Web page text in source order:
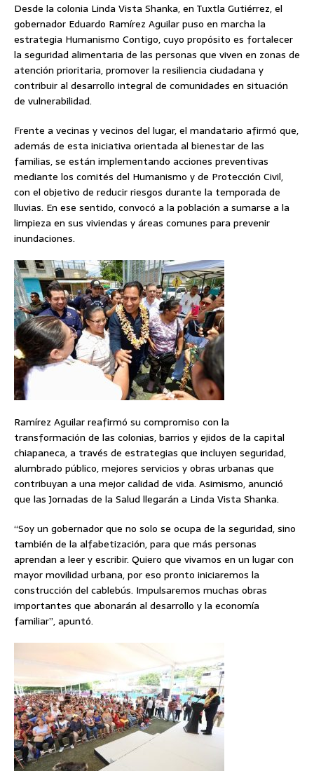
Desde la colonia Linda Vista Shanka, en Tuxtla Gutiérrez, el
gobernador Eduardo Ramírez Aguilar puso en marcha la
estrategia Humanismo Contigo, cuyo propósito es fortalecer
la seguridad alimentaria de las personas que viven en zonas de
atención prioritaria, promover la resiliencia ciudadana y
contribuir al desarrollo integral de comunidades en situación
de vulnerabilidad.
Frente a vecinas y vecinos del lugar, el mandatario afirmó que,
además de esta iniciativa orientada al bienestar de las
familias, se están implementando acciones preventivas
mediante los comités del Humanismo y de Protección Civil,
con el objetivo de reducir riesgos durante la temporada de
lluvias. En ese sentido, convocó a la población a sumarse a la
limpieza en sus viviendas y áreas comunes para prevenir
inundaciones.
Ramírez Aguilar reafirmó su compromiso con la
transformación de las colonias, barrios y ejidos de la capital
chiapaneca, a través de estrategias que incluyen seguridad,
alumbrado público, mejores servicios y obras urbanas que
contribuyan a una mejor calidad de vida. Asimismo, anunció
que las Jornadas de la Salud llegarán a Linda Vista Shanka.
“Soy un gobernador que no solo se ocupa de la seguridad, sino
también de la alfabetización, para que más personas
aprendan a leer y escribir. Quiero que vivamos en un lugar con
mayor movilidad urbana, por eso pronto iniciaremos la
construcción del cablebús. Impulsaremos muchas obras
importantes que abonarán al desarrollo y la economía
familiar”, apuntó.